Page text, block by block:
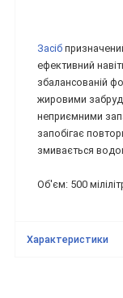
Засіб
ефективний
збалансованій
жировими
неприємними
запобігає
змивається
Об'єм: 500
Характеристики